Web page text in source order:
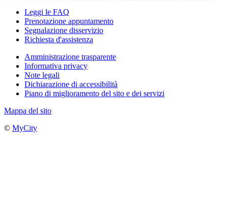
Leggi le FAQ
Prenotazione appuntamento
Segnalazione disservizio
Richiesta d'assistenza
Amministrazione trasparente
Informativa privacy
Note legali
Dichiarazione di accessibilità
Piano di miglioramento del sito e dei servizi
Mappa del sito
© MyCity